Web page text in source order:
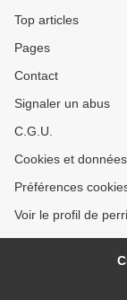
Top articles
Pages
Contact
Signaler un abus
C.G.U.
Cookies et
Préférences
Voir le profil de